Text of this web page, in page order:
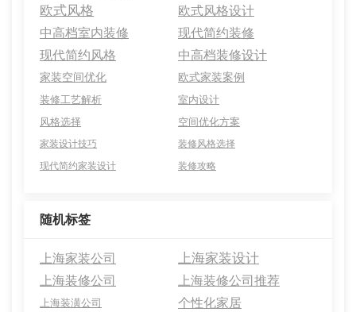
欧式风格
欧式风格设计
中高档室内装修
现代简约装修
现代简约风格
中高档装修设计
家装空间优化 欧式家装案例
装修工艺解析
室内设计
风格选择
空间优化方案
家装设计技巧
装修风格选择
现代简约家装设计
装修攻略
随机标签
上海家装公司 上海家装设计
上海装修公司 上海装修公司推荐
上海装潢公司 个性化家居